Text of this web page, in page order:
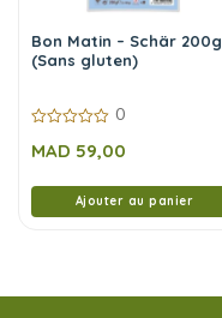
Bon Matin – Schär 200g
(Sans gluten)
sur
0
MAD 59,00
Ajouter au panier